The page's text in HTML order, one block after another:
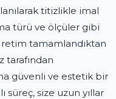
titizlikle imal
türü ve ölçüler gibi
tamamlandıktan
tarafından
güvenli ve estetik bir
size uzun yıllar